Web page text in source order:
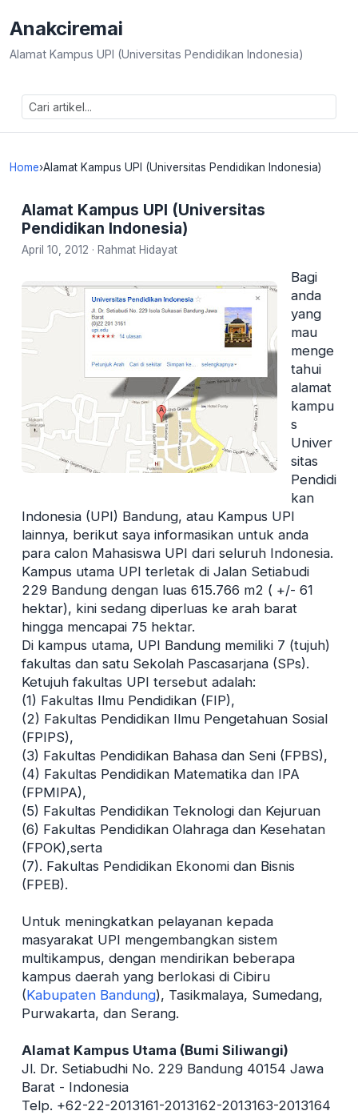
Anakciremai
Alamat Kampus UPI (Universitas Pendidikan Indonesia)
Home›Alamat Kampus UPI (Universitas Pendidikan Indonesia)
Alamat Kampus UPI (Universitas
Pendidikan Indonesia)
April 10, 2012 · Rahmat Hidayat
Bagi
anda
yang
mau
menge
tahui
alamat
kampu
s
Univer
sitas
Pendidi
kan
Indonesia (UPI) Bandung, atau Kampus UPI
lainnya, berikut saya informasikan untuk anda
para calon Mahasiswa UPI dari seluruh Indonesia.
Kampus utama UPI terletak di Jalan Setiabudi
229 Bandung dengan luas 615.766 m2 ( +/- 61
hektar), kini sedang diperluas ke arah barat
hingga mencapai 75 hektar.
Di kampus utama, UPI Bandung memiliki 7 (tujuh)
fakultas dan satu Sekolah Pascasarjana (SPs).
Ketujuh fakultas UPI tersebut adalah:
(1) Fakultas Ilmu Pendidikan (FIP),
(2) Fakultas Pendidikan Ilmu Pengetahuan Sosial
(FPIPS),
(3) Fakultas Pendidikan Bahasa dan Seni (FPBS),
(4) Fakultas Pendidikan Matematika dan IPA
(FPMIPA),
(5) Fakultas Pendidikan Teknologi dan Kejuruan
(6) Fakultas Pendidikan Olahraga dan Kesehatan
(FPOK),serta
(7). Fakultas Pendidikan Ekonomi dan Bisnis
(FPEB).
Untuk meningkatkan pelayanan kepada
masyarakat UPI mengembangkan sistem
multikampus, dengan mendirikan beberapa
kampus daerah yang berlokasi di Cibiru
(Kabupaten Bandung), Tasikmalaya, Sumedang,
Purwakarta, dan Serang.
Alamat Kampus Utama (Bumi Siliwangi)
Jl. Dr. Setiabudhi No. 229 Bandung 40154 Jawa
Barat - Indonesia
Telp. +62-22-2013161-2013162-2013163-2013164